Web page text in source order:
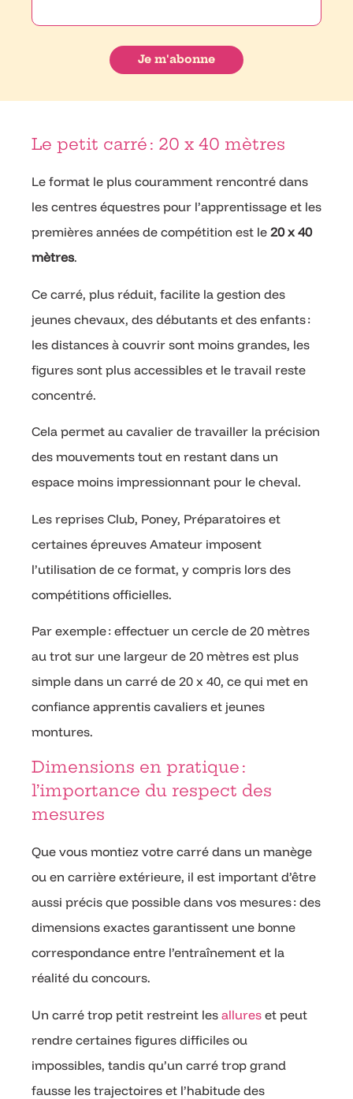
Le petit carré : 20 x 40 mètres
Le format le plus couramment rencontré dans
les centres équestres pour l’apprentissage et les
premières années de compétition est le 20 x 40
mètres.
Ce carré, plus réduit, facilite la gestion des
jeunes chevaux, des débutants et des enfants :
les distances à couvrir sont moins grandes, les
figures sont plus accessibles et le travail reste
concentré.
Cela permet au cavalier de travailler la précision
des mouvements tout en restant dans un
espace moins impressionnant pour le cheval.
Les reprises Club, Poney, Préparatoires et
certaines épreuves Amateur imposent
l’utilisation de ce format, y compris lors des
compétitions officielles.
Par exemple : effectuer un cercle de 20 mètres
au trot sur une largeur de 20 mètres est plus
simple dans un carré de 20 x 40, ce qui met en
confiance apprentis cavaliers et jeunes
montures.
Dimensions en pratique :
l’importance du respect des
mesures
Que vous montiez votre carré dans un manège
ou en carrière extérieure, il est important d’être
aussi précis que possible dans vos mesures : des
dimensions exactes garantissent une bonne
correspondance entre l’entraînement et la
réalité du concours.
Un carré trop petit restreint les allures et peut
rendre certaines figures difficiles ou
impossibles, tandis qu’un carré trop grand
fausse les trajectoires et l’habitude des